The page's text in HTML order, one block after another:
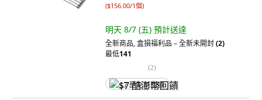
($156.00/1個)
明天 8/7 (五) 預計送達
全新商品,盒損福利品 – 全新未開封(2)
最低141
(2)
$7 酷澎幣回饋